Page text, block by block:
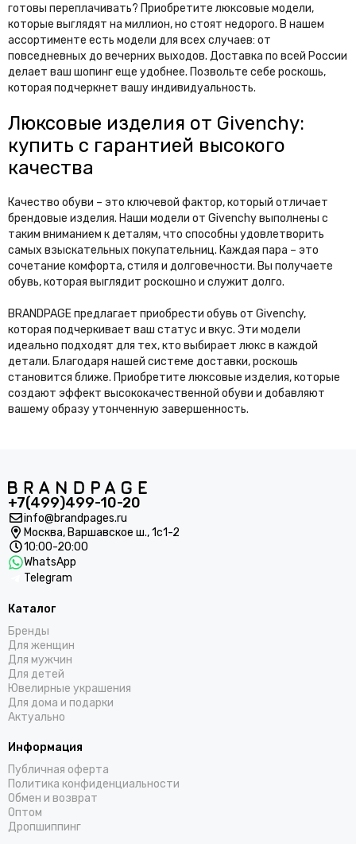
готовы переплачивать? Приобретите люксовые модели,
которые выглядят на миллион, но стоят недорого. В нашем
ассортименте есть модели для всех случаев: от
повседневных до вечерних выходов. Доставка по всей России
делает ваш шопинг еще удобнее. Позвольте себе роскошь,
которая подчеркнет вашу индивидуальность.
Люксовые изделия от Givenchy:
купить с гарантией высокого
качества
Качество обуви – это ключевой фактор, который отличает
брендовые изделия. Наши модели от Givenchy выполнены с
таким вниманием к деталям, что способны удовлетворить
самых взыскательных покупательниц. Каждая пара – это
сочетание комфорта, стиля и долговечности. Вы получаете
обувь, которая выглядит роскошно и служит долго.
BRANDPAGE предлагает приобрести обувь от Givenchy,
которая подчеркивает ваш статус и вкус. Эти модели
идеально подходят для тех, кто выбирает люкс в каждой
детали. Благодаря нашей системе доставки, роскошь
становится ближе. Приобретите люксовые изделия, которые
создают эффект высококачественной обуви и добавляют
вашему образу утонченную завершенность.
+7(499)499-10-20
info@brandpages.ru
Москва, Варшавское ш., 1с1-2
10:00-20:00
WhatsApp
Telegram
Каталог
Бренды
Для женщин
Для мужчин
Для детей
Ювелирные украшения
Для дома и подарки
Актуально
Информация
Публичная оферта
Политика конфиденциальности
Обмен и возврат
Оптом
Дропшиппинг